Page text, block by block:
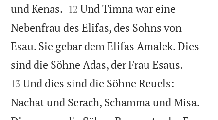
und Kenas. 

12 Und Timna war eine
Nebenfrau des Elifas, des Sohns von
Esau. Sie gebar dem Elifas Amalek. Dies
sind die Söhne Adas, der Frau Esaus.
13 Und dies sind die Söhne Reuels:
Nachat und Serach, Schamma und Misa.